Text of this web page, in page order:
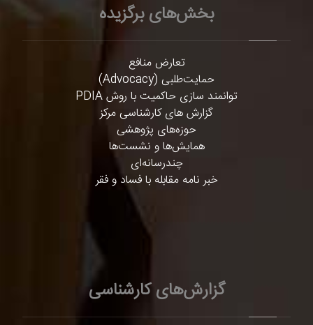
بخش‌های برگزیده
تعارض منافع
حمایت‌طلبی (Advocacy)
توانمند سازی حاکمیت با روش PDIA
گزارش های کارشناسی مرکز
حوزه‌های پژوهشی
همایش‌ها و نشست‌ها
چندرسانه‌ای
خبر نامه مقابله با فساد و فقر
گزارش‌های کارشناسی